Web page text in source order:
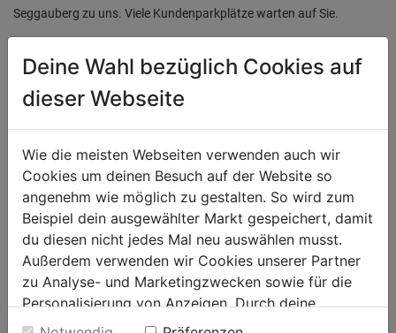
Seggauberg zu uns. Viele Kundenparkplätze warten auf Sie.
Anliegen rund um das Thema Autolack, und stehen Ihnen auch mit
Tipps & Tricks zur Anwendung zur Seite. Auch bei ausgefallenen
Fahrzeug in neuem Glanz erstrahlen.
Deine Wahl bezüglich Cookies auf
dieser Webseite
Wie die meisten Webseiten verwenden auch wir
Cookies um deinen Besuch auf der Website so
angenehm wie möglich zu gestalten. So wird zum
Beispiel dein ausgewählter Markt gespeichert, damit
du diesen nicht jedes Mal neu auswählen musst.
Außerdem verwenden wir Cookies unserer Partner
zu Analyse- und Marketingzwecken sowie für die
Personalisierung von Anzeigen. Durch deine
Einwilligung werden die Daten von Drittanbieter,